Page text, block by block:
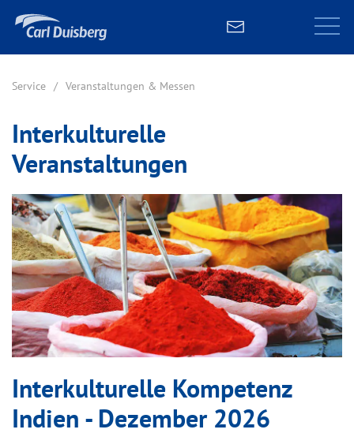
Service Veranstaltungen & Messen
Interkulturelle
Veranstaltungen
Interkulturelle Kompetenz
Indien - Dezember 2026